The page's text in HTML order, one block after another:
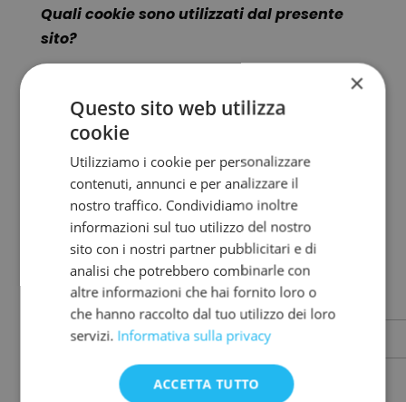
Quali cookie sono utilizzati dal presente
sito?
Analytical cookies are used to understand
how visitors interact with the website.
These cookies help provide information on
metrics the number of visitors, bounce rate,
traffic source, etc.
Google Analytics
Google Analytics
Name
×
Questo sito web utilizza
cookie
Utilizziamo i cookie per personalizzare
contenuti, annunci e per analizzare il
nostro traffico. Condividiamo inoltre
informazioni sul tuo utilizzo del nostro
sito con i nostri partner pubblicitari e di
analisi che potrebbero combinarle con
altre informazioni che hai fornito loro o
che hanno raccolto dal tuo utilizzo dei loro
servizi. Informativa sulla privacy
ACCETTA TUTTO